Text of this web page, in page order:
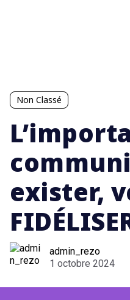
Non Classé
exister,
admin_rezo
1 octobre 2024